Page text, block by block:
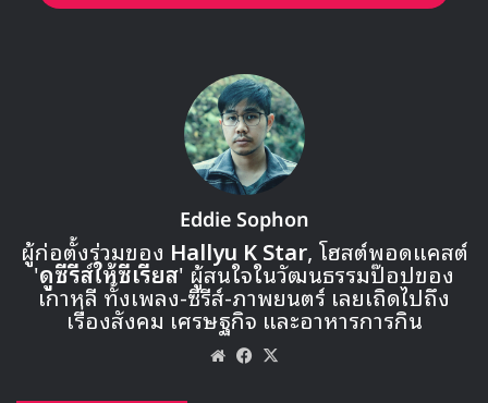
🎙GYUBIN ปลื้มเมืองไทยขนาดไหน? ถึงกลับมาถ่าย
MV เพลงใหม่ LIKE U 100 ที่กรุงเทพ
▶ คลิกดูสัมภาษณ์พิเศษ
Troublemaker (Hyunseung & HyunA) –
Troublemaker
คู่ยูนิทดูโอ้จาก CUBE ที่ได้รับความนิยมมาก การรวมตัวของ ฮ
ยอนซึง Beast และ ฮยอนอา 4Minute ในชื่อ Triublemaker
Eddie Sophon
ผู้ก่อตั้งร่วมของ Hallyu K Star, โฮสต์พอดแคสต์
'ดูซีรีส์ให้ซีเรียส' ผู้สนใจในวัฒนธรรมป๊อปของ
เกาหลี ทั้งเพลง-ซีรีส์-ภาพยนตร์ เลยเถิดไปถึง
เรื่องสังคม เศรษฐกิจ และอาหารการกิน
WebsiteFacebook